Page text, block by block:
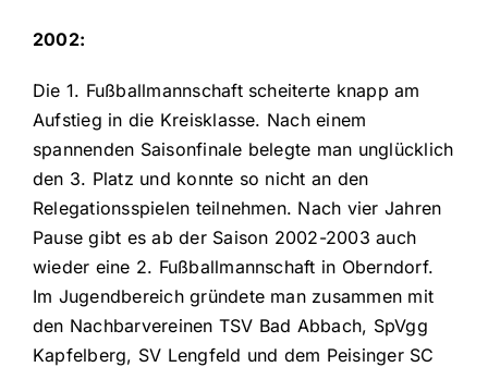
2002:
Die 1. Fußballmannschaft scheiterte knapp am
Aufstieg in die Kreisklasse. Nach einem
spannenden Saisonfinale belegte man unglücklich
den 3. Platz und konnte so nicht an den
Relegationsspielen teilnehmen. Nach vier Jahren
Pause gibt es ab der Saison 2002-2003 auch
wieder eine 2. Fußballmannschaft in Oberndorf.
Im Jugendbereich gründete man zusammen mit
den Nachbarvereinen TSV Bad Abbach, SpVgg
Kapfelberg, SV Lengfeld und dem Peisinger SC